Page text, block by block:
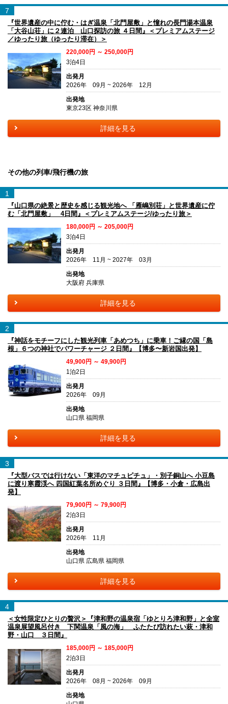
7
『世界遺産の中に佇む・はぎ温泉「北門屋敷」と憧れの長門湯本温泉
「大谷山荘」に２連泊 山口探訪の旅 ４日間』＜プレミアムステージ
／ゆったり旅（ゆったり滞在）＞
220,000円 ～ 250,000円
3泊4日
出発月
2026年 09月 ~ 2026年 12月
出発地
東京23区 神奈川県
詳細を見る
その他の列車/飛行機の旅
1
『山口県の絶景と歴史を感じる観光地へ 「雁嶋別荘」と世界遺産に佇
む「北門屋敷」 4日間』＜プレミアムステージ/ゆったり旅＞
180,000円 ～ 205,000円
3泊4日
出発月
2026年 11月 ~ 2027年 03月
出発地
大阪府 兵庫県
詳細を見る
2
『神話をモチーフにした観光列車「あめつち」に乗車！ご縁の国「島
根」６つの神社でパワーチャージ ２日間』【博多〜新岩国出発】
49,900円 ～ 49,900円
1泊2日
出発月
2026年 09月
出発地
山口県 福岡県
詳細を見る
3
『大型バスでは行けない「東洋のマチュピチュ」・別子銅山へ 小豆島
に渡り寒霞渓へ 四国紅葉名所めぐり ３日間』【博多・小倉・広島出
発】
79,900円 ～ 79,900円
2泊3日
出発月
2026年 11月
出発地
山口県 広島県 福岡県
詳細を見る
4
＜女性限定ひとりの贅沢＞『津和野の温泉宿「ゆとりろ津和野」と全室
温泉展望風呂付き 下関温泉「風の海」 ふたたび訪れたい萩・津和
野・山口 ３日間』
185,000円 ～ 185,000円
2泊3日
出発月
2026年 08月 ~ 2026年 09月
出発地